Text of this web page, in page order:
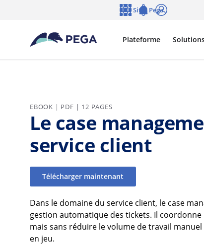
Passer directement au contenu principal
Plateforme
Sites Pega
EBOOK | PDF | 12 PAGES
Le case
service client
Télécharger maintenant
Dans le domaine du service client, le case
gestion automatique des tickets. Il
mais sans réduire le volume de travail
en jeu.